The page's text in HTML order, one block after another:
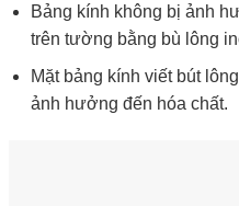
Bảng kính không bị ảnh
trên tường bằng bù lông
Mặt bảng kính viết bút
ảnh hưởng đến hóa chất.